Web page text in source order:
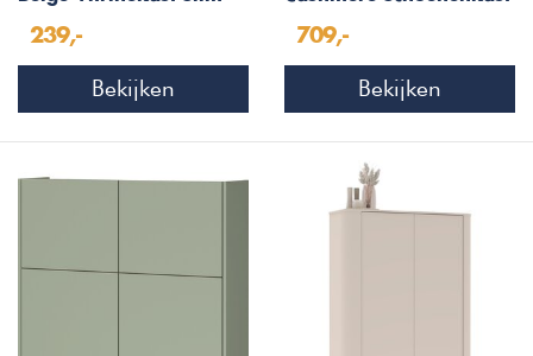
239,-
Bekijken
709,-
Bekijken